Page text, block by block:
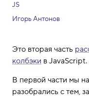
JS
Игорь Антонов
Это вторая часть
колбэки в JavaScript.
В первой части мы
разобрались с тем,